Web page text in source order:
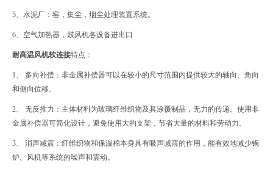
5、水泥厂：窑，集尘，烟尘处理装置系统。
6、空气加热器，鼓风机各设备进出口
耐高温风机软连接特点：
1、 多向补偿：非金属补偿器可以在较小的尺寸范围内提供较大的轴向、角向
和侧向位移。
2、 无反推力：主体材料为玻璃纤维织物及其涂覆制品，无力的传递。使用非
金属补偿器可简化设计，避免使用大的支架，节省大量的材料和劳动力。
3、 消声减震：纤维织物和保温棉本身具有吸声减震的作用，能有效地减少锅
炉、风机等系统的噪声和震动。